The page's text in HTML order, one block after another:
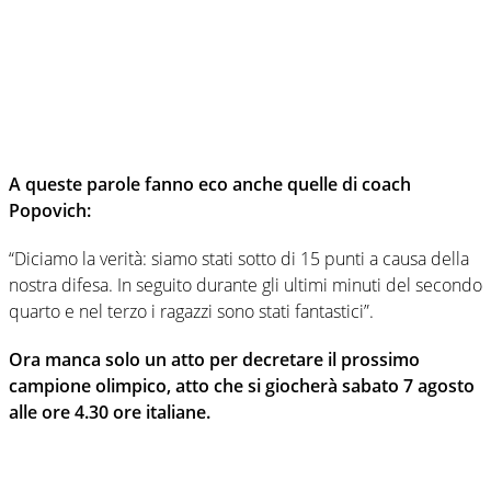
A queste parole fanno eco anche quelle di coach
Popovich:
“Diciamo la verità: siamo stati sotto di 15 punti a causa della
nostra difesa. In seguito durante gli ultimi minuti del secondo
quarto e nel terzo i ragazzi sono stati fantastici”.
Ora manca solo un atto per decretare il prossimo
campione olimpico, atto che si giocherà sabato 7 agosto
alle ore 4.30 ore italiane.